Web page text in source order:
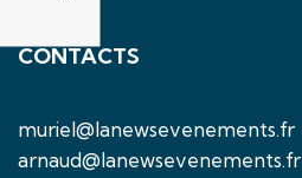
CONTACTS
muriel@lanewsevenements.fr
arnaud@lanewsevenements.fr